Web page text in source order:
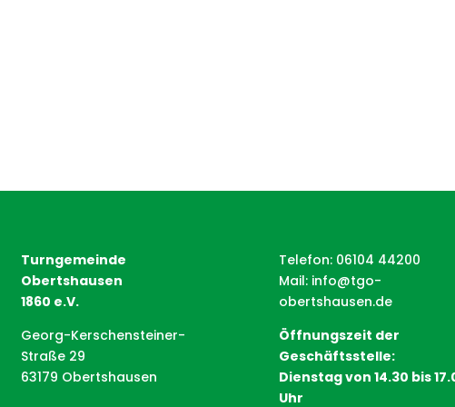
Turngemeinde
Obertshausen
1860 e.V.
Georg-Kerschensteiner-
Straße 29
63179 Obertshausen
Telefon: 06104 44200
Mail: info@tgo-
obertshausen.de
Öffnungszeit der
Geschäftsstelle:
Dienstag von 14.30 bis
Uhr